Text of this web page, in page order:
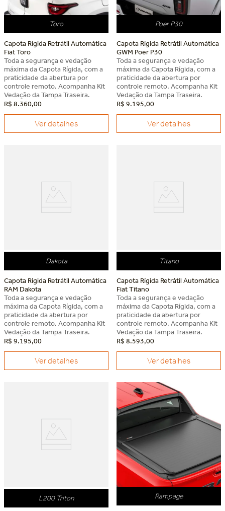
Toro
Capota Rígida Retrátil Automática
Fiat Toro
Toda a segurança e vedação
máxima da Capota Rígida, com a
praticidade da abertura por
controle remoto. Acompanha Kit
Vedação da Tampa Traseira.
R$ 8.360,00
Ver detalhes
Poer P30
Capota Rígida Retrátil Automática
GWM Poer P30
Toda a segurança e vedação
máxima da Capota Rígida, com a
praticidade da abertura por
controle remoto. Acompanha Kit
Vedação da Tampa Traseira.
R$ 9.195,00
Ver detalhes
Dakota
Capota Rígida Retrátil Automática
RAM Dakota
Toda a segurança e vedação
máxima da Capota Rígida, com a
praticidade da abertura por
controle remoto. Acompanha Kit
Vedação da Tampa Traseira.
R$ 9.195,00
Ver detalhes
Titano
Capota Rígida Retrátil Automática
Fiat Titano
Toda a segurança e vedação
máxima da Capota Rígida, com a
praticidade da abertura por
controle remoto. Acompanha Kit
Vedação da Tampa Traseira.
R$ 8.593,00
Ver detalhes
L200 Triton Rampage